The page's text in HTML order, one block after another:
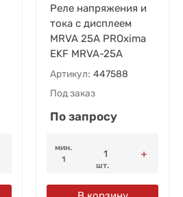
Реле напряжения и
тока с дисплеем
MRVA 25А PROxima
EKF MRVA-25A
Артикул: 447588
Под заказ
По запросу
мин.
1
шт.